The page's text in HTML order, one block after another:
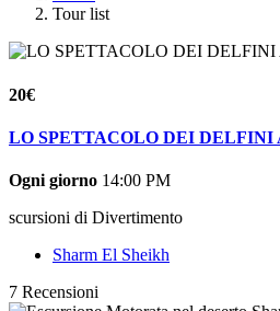
Tour list
20€
LO SPETTACOLO DEI DELFINI
Ogni giorno 14:00 PM
scursioni di Divertimento
Sharm El Sheikh
7 Recensioni